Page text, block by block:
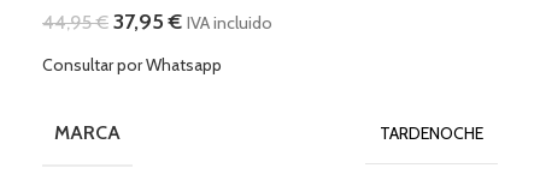
44,95€ 37,95€ IVA incluido
Consultar por Whatsapp
MARCA TARDENOCHE